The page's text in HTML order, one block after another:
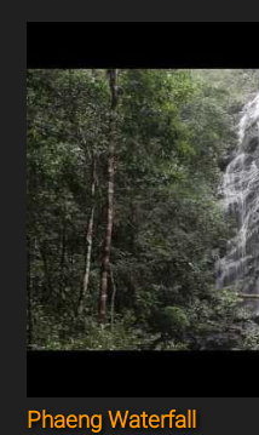
Phaeng Waterfall